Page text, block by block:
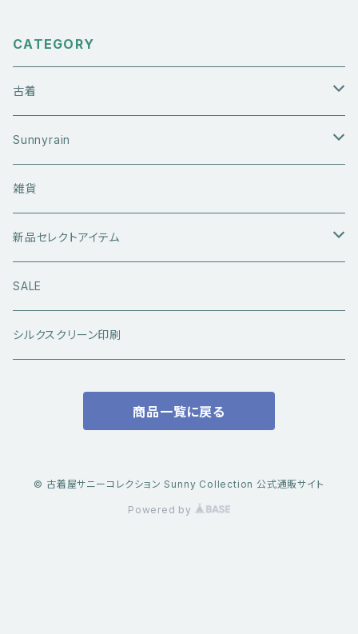
CATEGORY
古着
アウターウエア
ライダースジャケット
レザーアウター
トップス
セーター・ニットウエア
長袖シャツ
ボトムス
ジーンズ
ミリタリーパンツ
シューズ
スニーカー
アクセサリー
ブレスレット・バングル
Sunnyrain
Tシャツ
タンクトップ
キャップ・帽子
雑貨
新品セレクトアイテム
アウターウエア
ベトジャン
コラボ商品
帽子・キャップ・ハット
ショートパンツ
Caltop
SALE
シルクスクリーン印刷
商品一覧に戻る
© 古着屋サニーコレクション Sunny Collection 公式通販サイト
Powered by